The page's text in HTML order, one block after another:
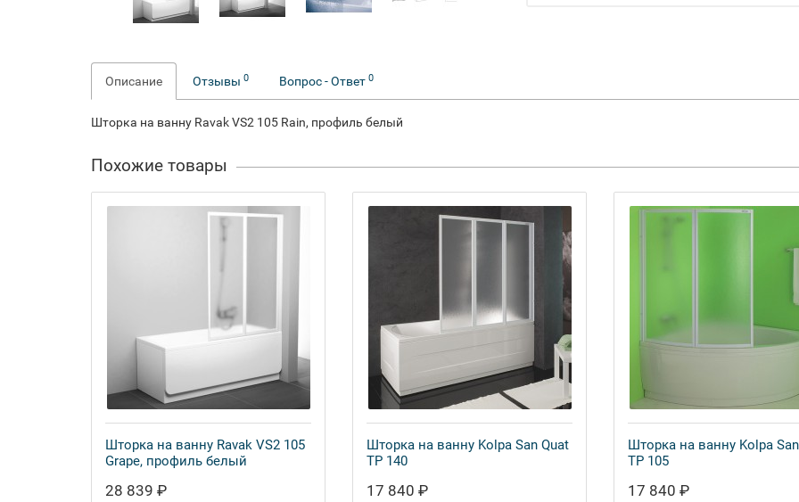
Описание Отзывы 0 Вопрос - Ответ 0
Шторка на ванну Ravak VS2 105 Rain, профиль белый
Похожие товары
Шторка на ванну Ravak VS2 105
Grape, профиль белый
28 839 ₽
Шторка на ванну Kolpa San Quat
TP 140
17 840 ₽
Шторка на ванну Kolpa
TP 105
17 840 ₽